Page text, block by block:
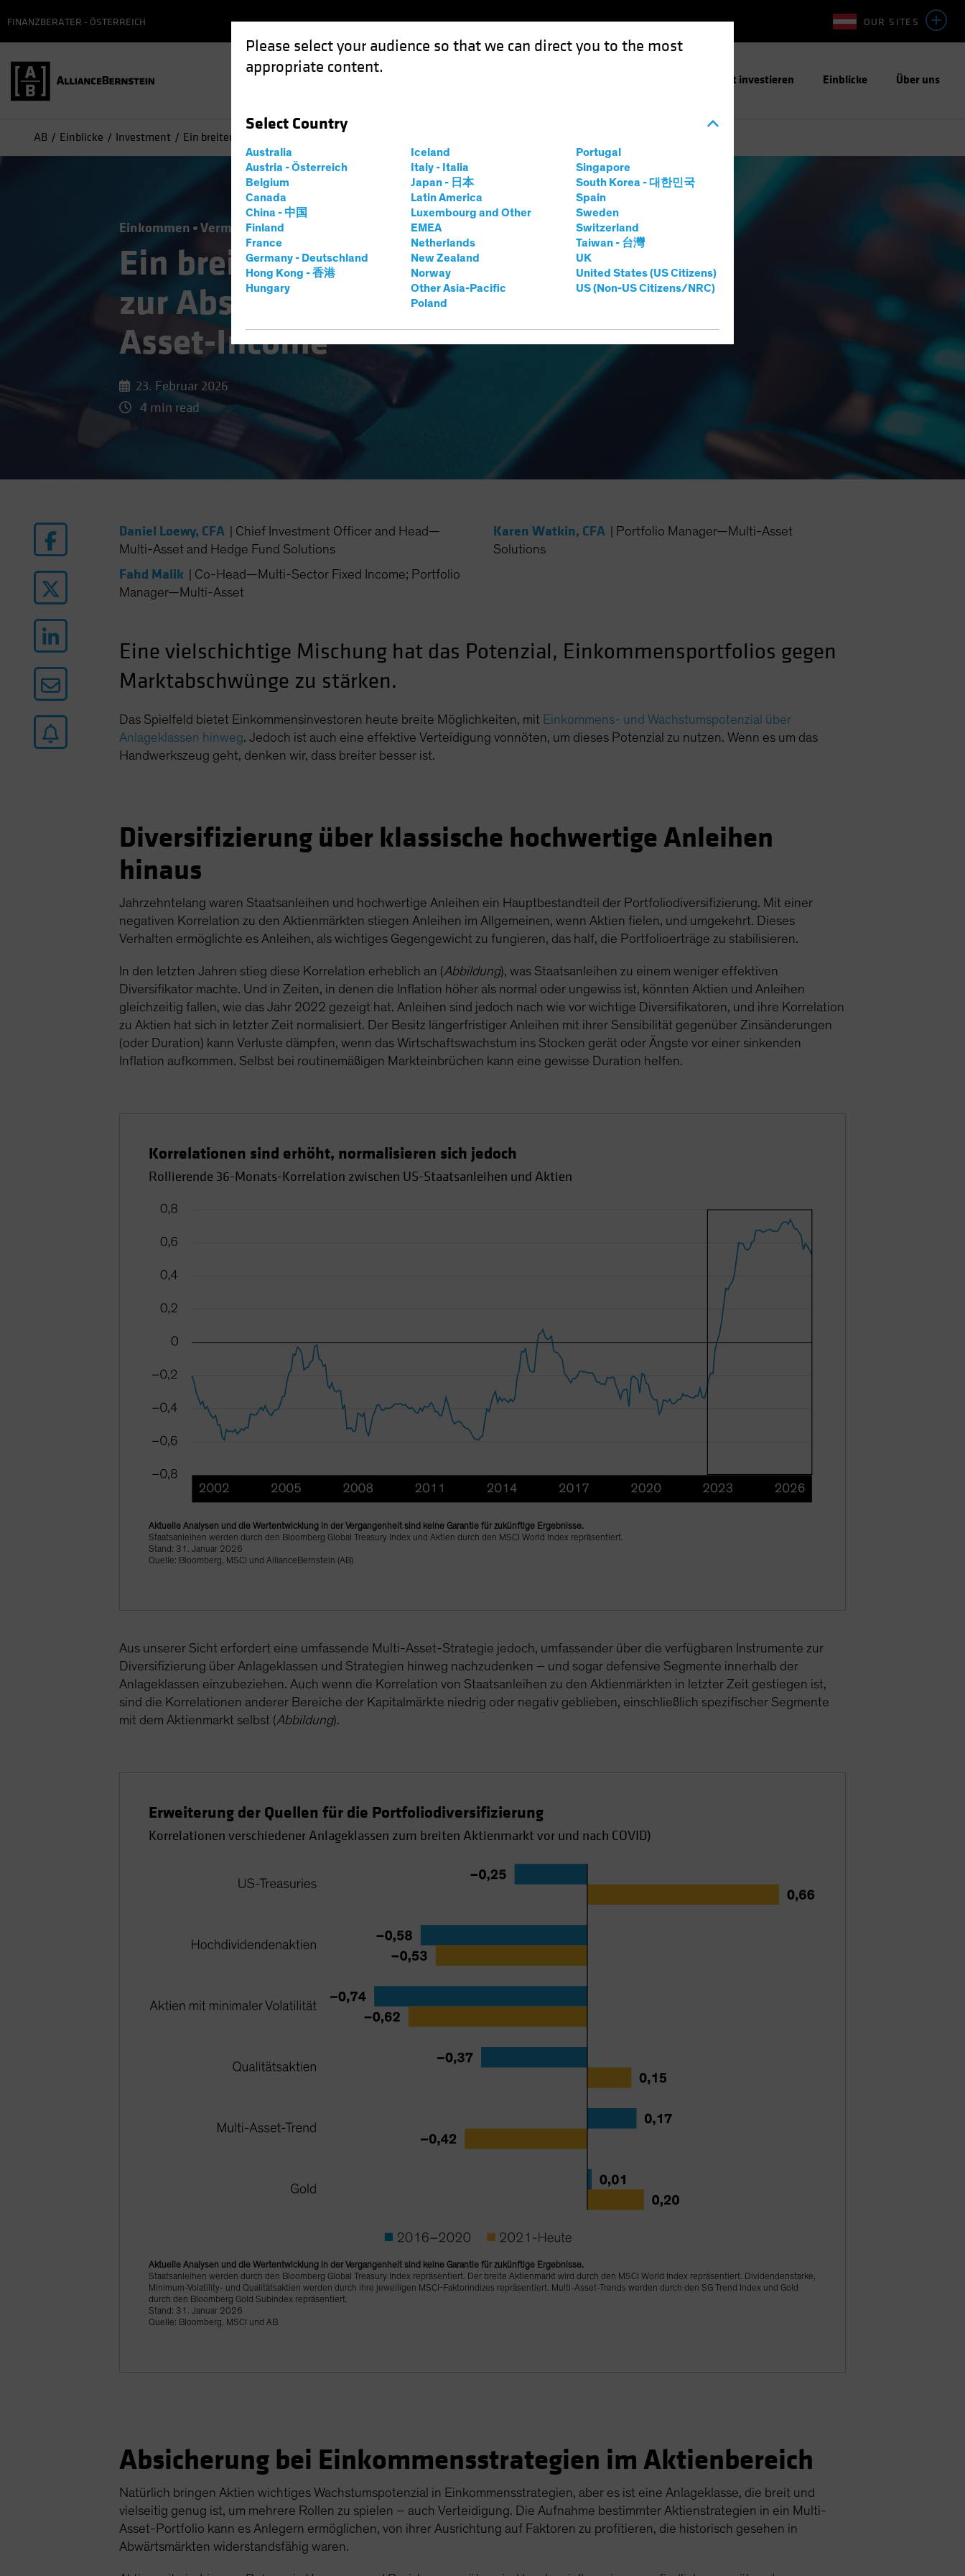
Please select your audience so that we can direct you to the most
appropriate content.
Select Country
Australia
Austria - Österreich
Belgium
Canada
China - 中国
Finland
France
Germany - Deutschland
Hong Kong - 香港
Hungary
Iceland
Italy - Italia
Japan - 日本
Latin America
Luxembourg and Other
EMEA
Netherlands
New Zealand
Norway
Other Asia-Pacific
Poland
Portugal
Singapore
South Korea - 대한민국
Spain
Sweden
Switzerland
Taiwan - 台灣
UK
United States (US Citizens)
US (Non-US Citizens/NRC)
OUR SITES
FINANZBERATER - ÖSTERREICH
Verantwortungsbewusst investieren Einblicke Über uns
AB Einblicke Investment Ein breiteres Instrumentarium zur Absicherung bei Multi-Asset-Income
Einkommen Vermögensaufteilung Multi-Asset
Ein breiteres Instrumentarium
zur Absicherung bei Multi-
Asset-Income
23. Februar 2026
4 min read
Daniel Loewy, CFA
Chief Investment Officer and Head—
Multi-Asset and Hedge Fund Solutions
Karen Watkin, CFA
Portfolio Manager—Multi-Asset
Solutions
Fahd Malik
Co-Head—Multi-Sector Fixed Income; Portfolio
Manager—Multi-Asset
Eine vielschichtige Mischung hat das Potenzial, Einkommensportfolios gegen
Marktabschwünge zu stärken.
Das Spielfeld bietet Einkommensinvestoren heute breite Möglichkeiten, mit Einkommens- und Wachstumspotenzial über
Anlageklassen hinweg. Jedoch ist auch eine effektive Verteidigung vonnöten, um dieses Potenzial zu nutzen. Wenn es um das
Handwerkszeug geht, denken wir, dass breiter besser ist.
Diversifizierung über klassische hochwertige Anleihen
hinaus
Jahrzehntelang waren Staatsanleihen und hochwertige Anleihen ein Hauptbestandteil der Portfoliodiversifizierung. Mit einer
negativen Korrelation zu den Aktienmärkten stiegen Anleihen im Allgemeinen, wenn Aktien fielen, und umgekehrt. Dieses
Verhalten ermöglichte es Anleihen, als wichtiges Gegengewicht zu fungieren, das half, die Portfolioerträge zu stabilisieren.
In den letzten Jahren stieg diese Korrelation erheblich an (Abbildung), was Staatsanleihen zu einem weniger effektiven
Diversifikator machte. Und in Zeiten, in denen die Inflation höher als normal oder ungewiss ist, könnten Aktien und Anleihen
gleichzeitig fallen, wie das Jahr 2022 gezeigt hat. Anleihen sind jedoch nach wie vor wichtige Diversifikatoren, und ihre Korrelation
zu Aktien hat sich in letzter Zeit normalisiert. Der Besitz längerfristiger Anleihen mit ihrer Sensibilität gegenüber Zinsänderungen
(oder Duration) kann Verluste dämpfen, wenn das Wirtschaftswachstum ins Stocken gerät oder Ängste vor einer sinkenden
Inflation aufkommen. Selbst bei routinemäßigen Markteinbrüchen kann eine gewisse Duration helfen.
Korrelationen sind erhöht, normalisieren sich jedoch
Rollierende 36-Monats-Korrelation zwischen US-Staatsanleihen und Aktien
Aktuelle Analysen und die Wertentwicklung in der Vergangenheit sind keine Garantie für zukünftige Ergebnisse.
Staatsanleihen werden durch den Bloomberg Global Treasury Index und Aktien durch den MSCI World Index repräsentiert.
Stand: 31. Januar 2026
Quelle: Bloomberg, MSCI und AllianceBernstein (AB)
Aus unserer Sicht erfordert eine umfassende Multi-Asset-Strategie jedoch, umfassender über die verfügbaren Instrumente zur
Diversifizierung über Anlageklassen und Strategien hinweg nachzudenken – und sogar defensive Segmente innerhalb der
Anlageklassen einzubeziehen. Auch wenn die Korrelation von Staatsanleihen zu den Aktienmärkten in letzter Zeit gestiegen ist,
sind die Korrelationen anderer Bereiche der Kapitalmärkte niedrig oder negativ geblieben, einschließlich spezifischer Segmente
mit dem Aktienmarkt selbst (Abbildung).
Erweiterung der Quellen für die Portfoliodiversifizierung
Korrelationen verschiedener Anlageklassen zum breiten Aktienmarkt vor und nach COVID)
Aktuelle Analysen und die Wertentwicklung in der Vergangenheit sind keine Garantie für zukünftige Ergebnisse.
Staatsanleihen werden durch den Bloomberg Global Treasury Index repräsentiert. Der breite Aktienmarkt wird durch den MSCI World Index repräsentiert. Dividendenstarke,
Minimum-Volatility- und Qualitätsaktien werden durch ihre jeweiligen MSCI-Faktorindizes repräsentiert. Multi-Asset-Trends werden durch den SG Trend Index und Gold
durch den Bloomberg Gold Subindex repräsentiert.
Stand: 31. Januar 2026
Quelle: Bloomberg, MSCI und AB
Absicherung bei Einkommensstrategien im Aktienbereich
Natürlich bringen Aktien wichtiges Wachstumspotenzial in Einkommensstrategien, aber es ist eine Anlageklasse, die breit und
vielseitig genug ist, um mehrere Rollen zu spielen – auch Verteidigung. Die Aufnahme bestimmter Aktienstrategien in ein Multi-
Asset-Portfolio kann es Anlegern ermöglichen, von ihrer Ausrichtung auf Faktoren zu profitieren, die historisch gesehen in
Abwärtsmärkten widerstandsfähig waren.